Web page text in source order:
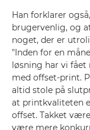
Han forklarer
brugervenlig, og
noget, der er
"Inden for en
løsning har vi fået
med offset-print.
altid stole på
at printkvaliteten
offset. Takket
være mere